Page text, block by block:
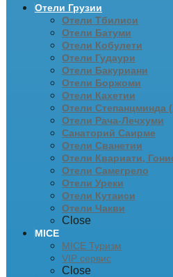
Отели Грузии
Отели Тбилиси
Отели Батуми
Отели Кобулети
Отели Гудаури
Отели Бакуриани
Отели Боржоми
Отели Кахетии
Отели Степанцминда
Отели Рача-Лечхуми
Санаторий Саирме
Отели Сванетии
Отели Квариати,
Отели Самегрело
Отели Уреки
Отели Кутаиси
Отели Чакви
Close
MICE
MICE Туризм
VIP сервис
Close